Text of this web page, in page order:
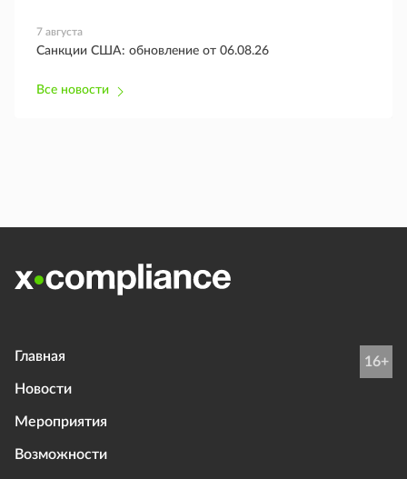
7 августа
Санкции США: обновление от 06.08.26
Все новости
Главная
Новости
Мероприятия
Возможности
16+